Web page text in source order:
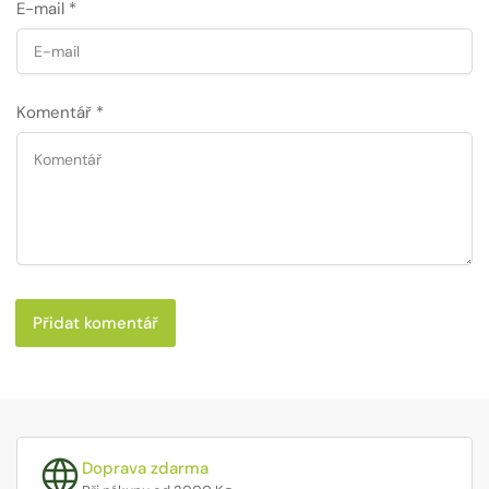
E-mail *
Komentář *
Doprava zdarma